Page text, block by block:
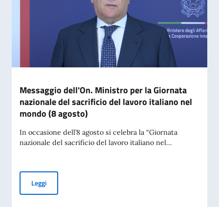
Messaggio dell'On. Ministro per la Giornata
nazionale del sacrificio del lavoro italiano nel
mondo (8 agosto)
In occasione dell’8 agosto si celebra la “Giornata
nazionale del sacrificio del lavoro italiano nel...
LeggiMessaggio dell'On. Ministro per la Giornata nazionale del